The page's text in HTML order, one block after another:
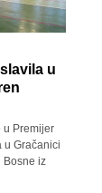
u
u Premijer
u Gračanici
Bosne iz